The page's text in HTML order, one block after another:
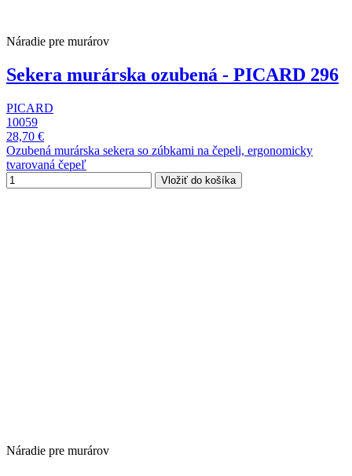
Náradie pre murárov
Sekera murárska ozubená - PICARD 296
PICARD
10059
28,70 €
Ozubená murárska sekera so zúbkami na čepeli, ergonomicky
tvarovaná čepeľ
Vložiť do košíka
Náradie pre murárov